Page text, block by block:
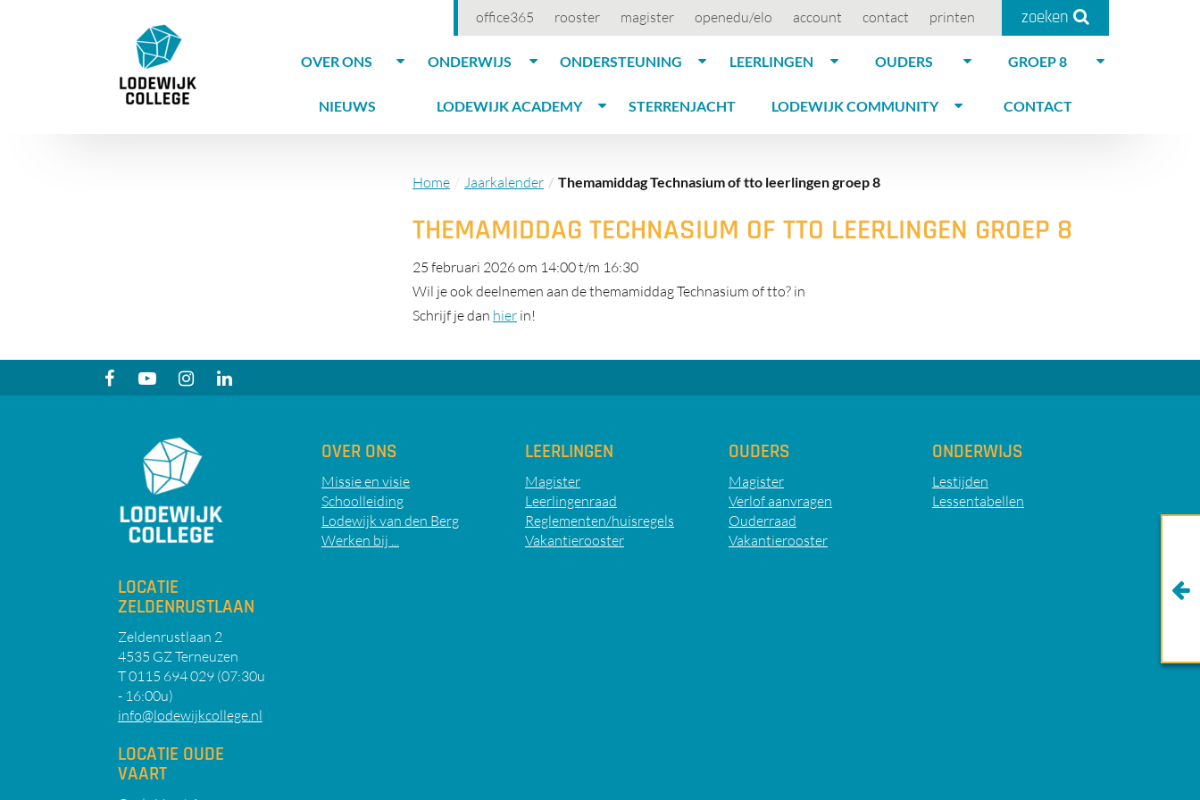
office365 rooster magister openedu/elo account contact printen zoeken
OVER ONS ONDERWIJS ONDERSTEUNING LEERLINGEN OUDERS GROEP 8
NIEUWS LODEWIJK ACADEMY STERRENJACHT LODEWIJK COMMUNITY CONTACT
Home Jaarkalender Themamiddag Technasium of tto leerlingen groep 8
THEMAMIDDAG TECHNASIUM OF TTO LEERLINGEN GROEP 8
25 februari 2026 om 14:00t/m 16:30
Wil je ook deelnemen aan de themamiddag Technasium of tto? in
Schrijf je dan hier in!
LOCATIE
ZELDENRUSTLAAN
Zeldenrustlaan 2
4535 GZ Terneuzen
T 0115 694 029 (07:30u
- 16:00u)
info@lodewijkcollege.nl
LOCATIE OUDE
VAART
OVER ONS
Missie en visie
Schoolleiding
Lodewijk van den Berg
Werken bij ...
LEERLINGEN
Magister
Leerlingenraad
Reglementen/huisregels
Vakantierooster
OUDERS
Magister
Verlof aanvragen
Ouderraad
Vakantierooster
ONDERWIJS
Lestijden
Lessentabellen